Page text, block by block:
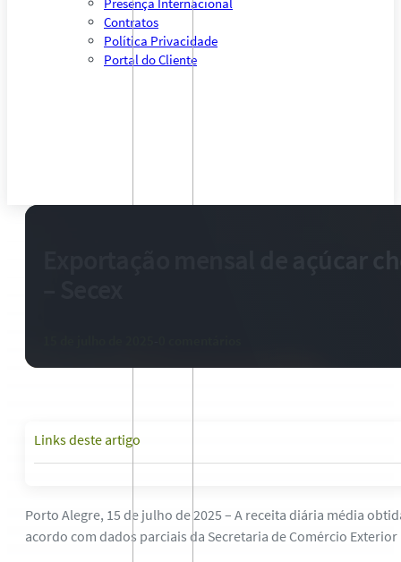
Contratos
Política Privacidade
Portal do Cliente
Links deste artigo
Porto Alegre, 15 de julho de 2025 – A receita diária média
acordo com dados parciais da Secretaria de Comércio